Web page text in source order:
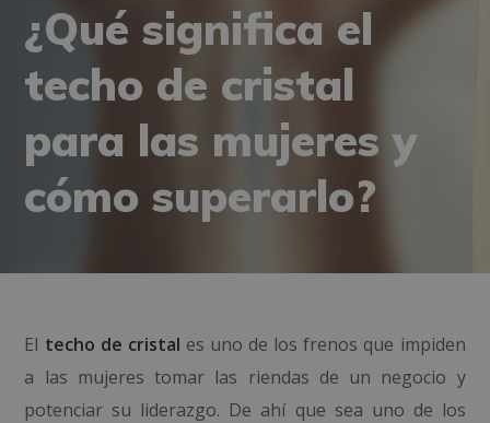
¿Qué significa el
techo de cristal
para las mujeres y
cómo superarlo?
El techo de cristal es uno de los frenos que impiden
a las mujeres tomar las riendas de un negocio y
potenciar su liderazgo. De ahí que sea uno de los